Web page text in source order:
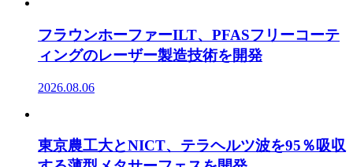
フラウンホーファーILT、PFASフリーコーテ
ィングのレーザー製造技術を開発
2026.08.06
東京農工大とNICT、テラヘルツ波を95％吸収